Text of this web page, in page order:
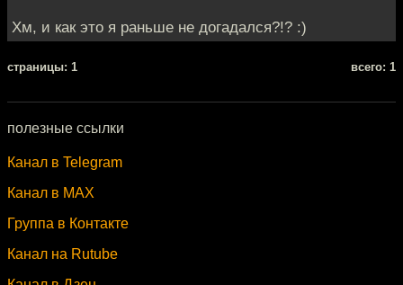
Хм, и как это я раньше не догадался?!? :)
cтраницы: 1 всего: 1
полезные ссылки
Канал в Telegram
Канал в MAX
Группа в Контакте
Канал на Rutube